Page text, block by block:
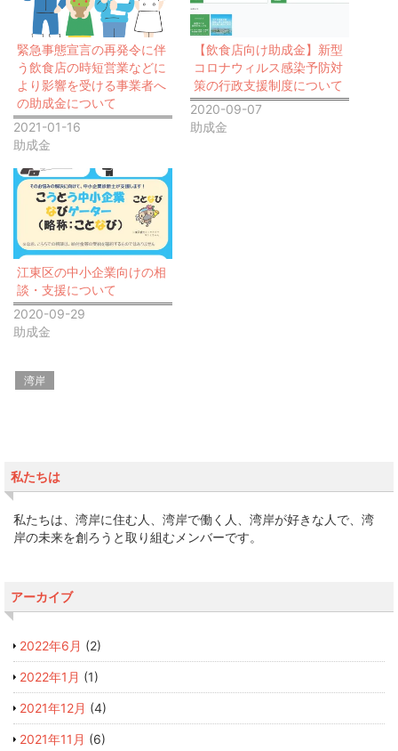
緊急事態宣言の再発令に伴
う飲食店の時短営業などに
より影響を受ける事業者へ
の助成金について
2021-01-16
助成金
【飲食店向け助成金】新型
コロナウィルス感染予防対
策の行政支援制度について
2020-09-07
助成金
江東区の中小企業向けの相
談・支援について
2020-09-29
助成金
湾岸
私たちは
私たちは、湾岸に住む人、湾岸で働く人、湾岸が好きな人で、湾
岸の未来を創ろうと取り組むメンバーです。
アーカイブ
2022年6月 (2)
2022年1月 (1)
2021年12月 (4)
2021年11月 (6)